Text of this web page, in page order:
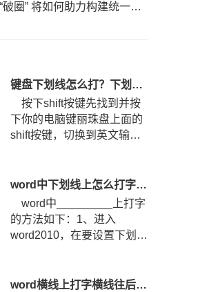
互联网支付“破圈” 将如何助力构建统一大市场？
键盘下划线怎么打？下划线快捷键是哪个？
按下shift按键先找到并按
下你的电脑键丽珠盘上面的
shift按键，切换到英文输入
word中下划线上怎么打字？下划线怎么固定不随字走？
word中_________上打字
的方法如下：1、进入
word2010，在要设置下划线
word横线上打字横线往后移怎么办？word横线上打字怎么居中？